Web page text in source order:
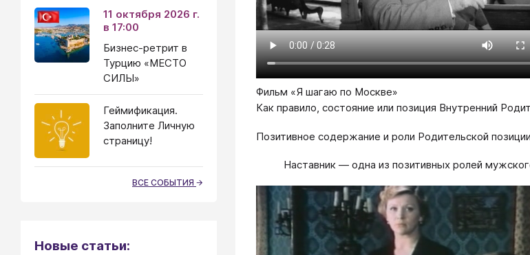
Фильм «Я шагаю по Москве»
Как правило, состояние или позиция Внутренний
Позитивное содержание и роли Родительской
Наставник — одна из позитивных ролей
11 октября 2026 г.
в 17:00
Бизнес-ретрит в
Турцию «МЕСТО
СИЛЫ»
Геймификация.
Заполните Личную
страницу!
ВСЕ СОБЫТИЯ
Новые статьи: